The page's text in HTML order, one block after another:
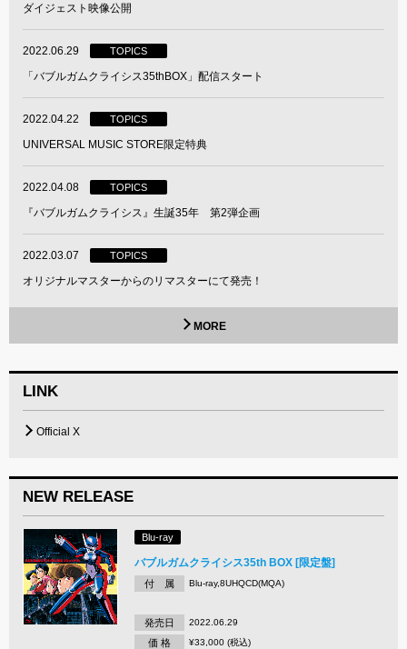
NEW RELEASE
Blu-ray
バブルガムクライシス35th BOX [限定盤]
付 属 Blu-ray,8UHQCD(MQA)
発売日 2022.06.29
価 格 ¥33,000 (税込)
ダイジェスト映像公開
2022.06.29 TOPICS
「バブルガムクライシス35thBOX」配信スタート
2022.04.22 TOPICS
UNIVERSAL MUSIC STORE限定特典
2022.04.08 TOPICS
『バブルガムクライシス』生誕35年 第2弾企画
2022.03.07 TOPICS
オリジナルマスターからのリマスターにて発売！
MORE
LINK
Official X